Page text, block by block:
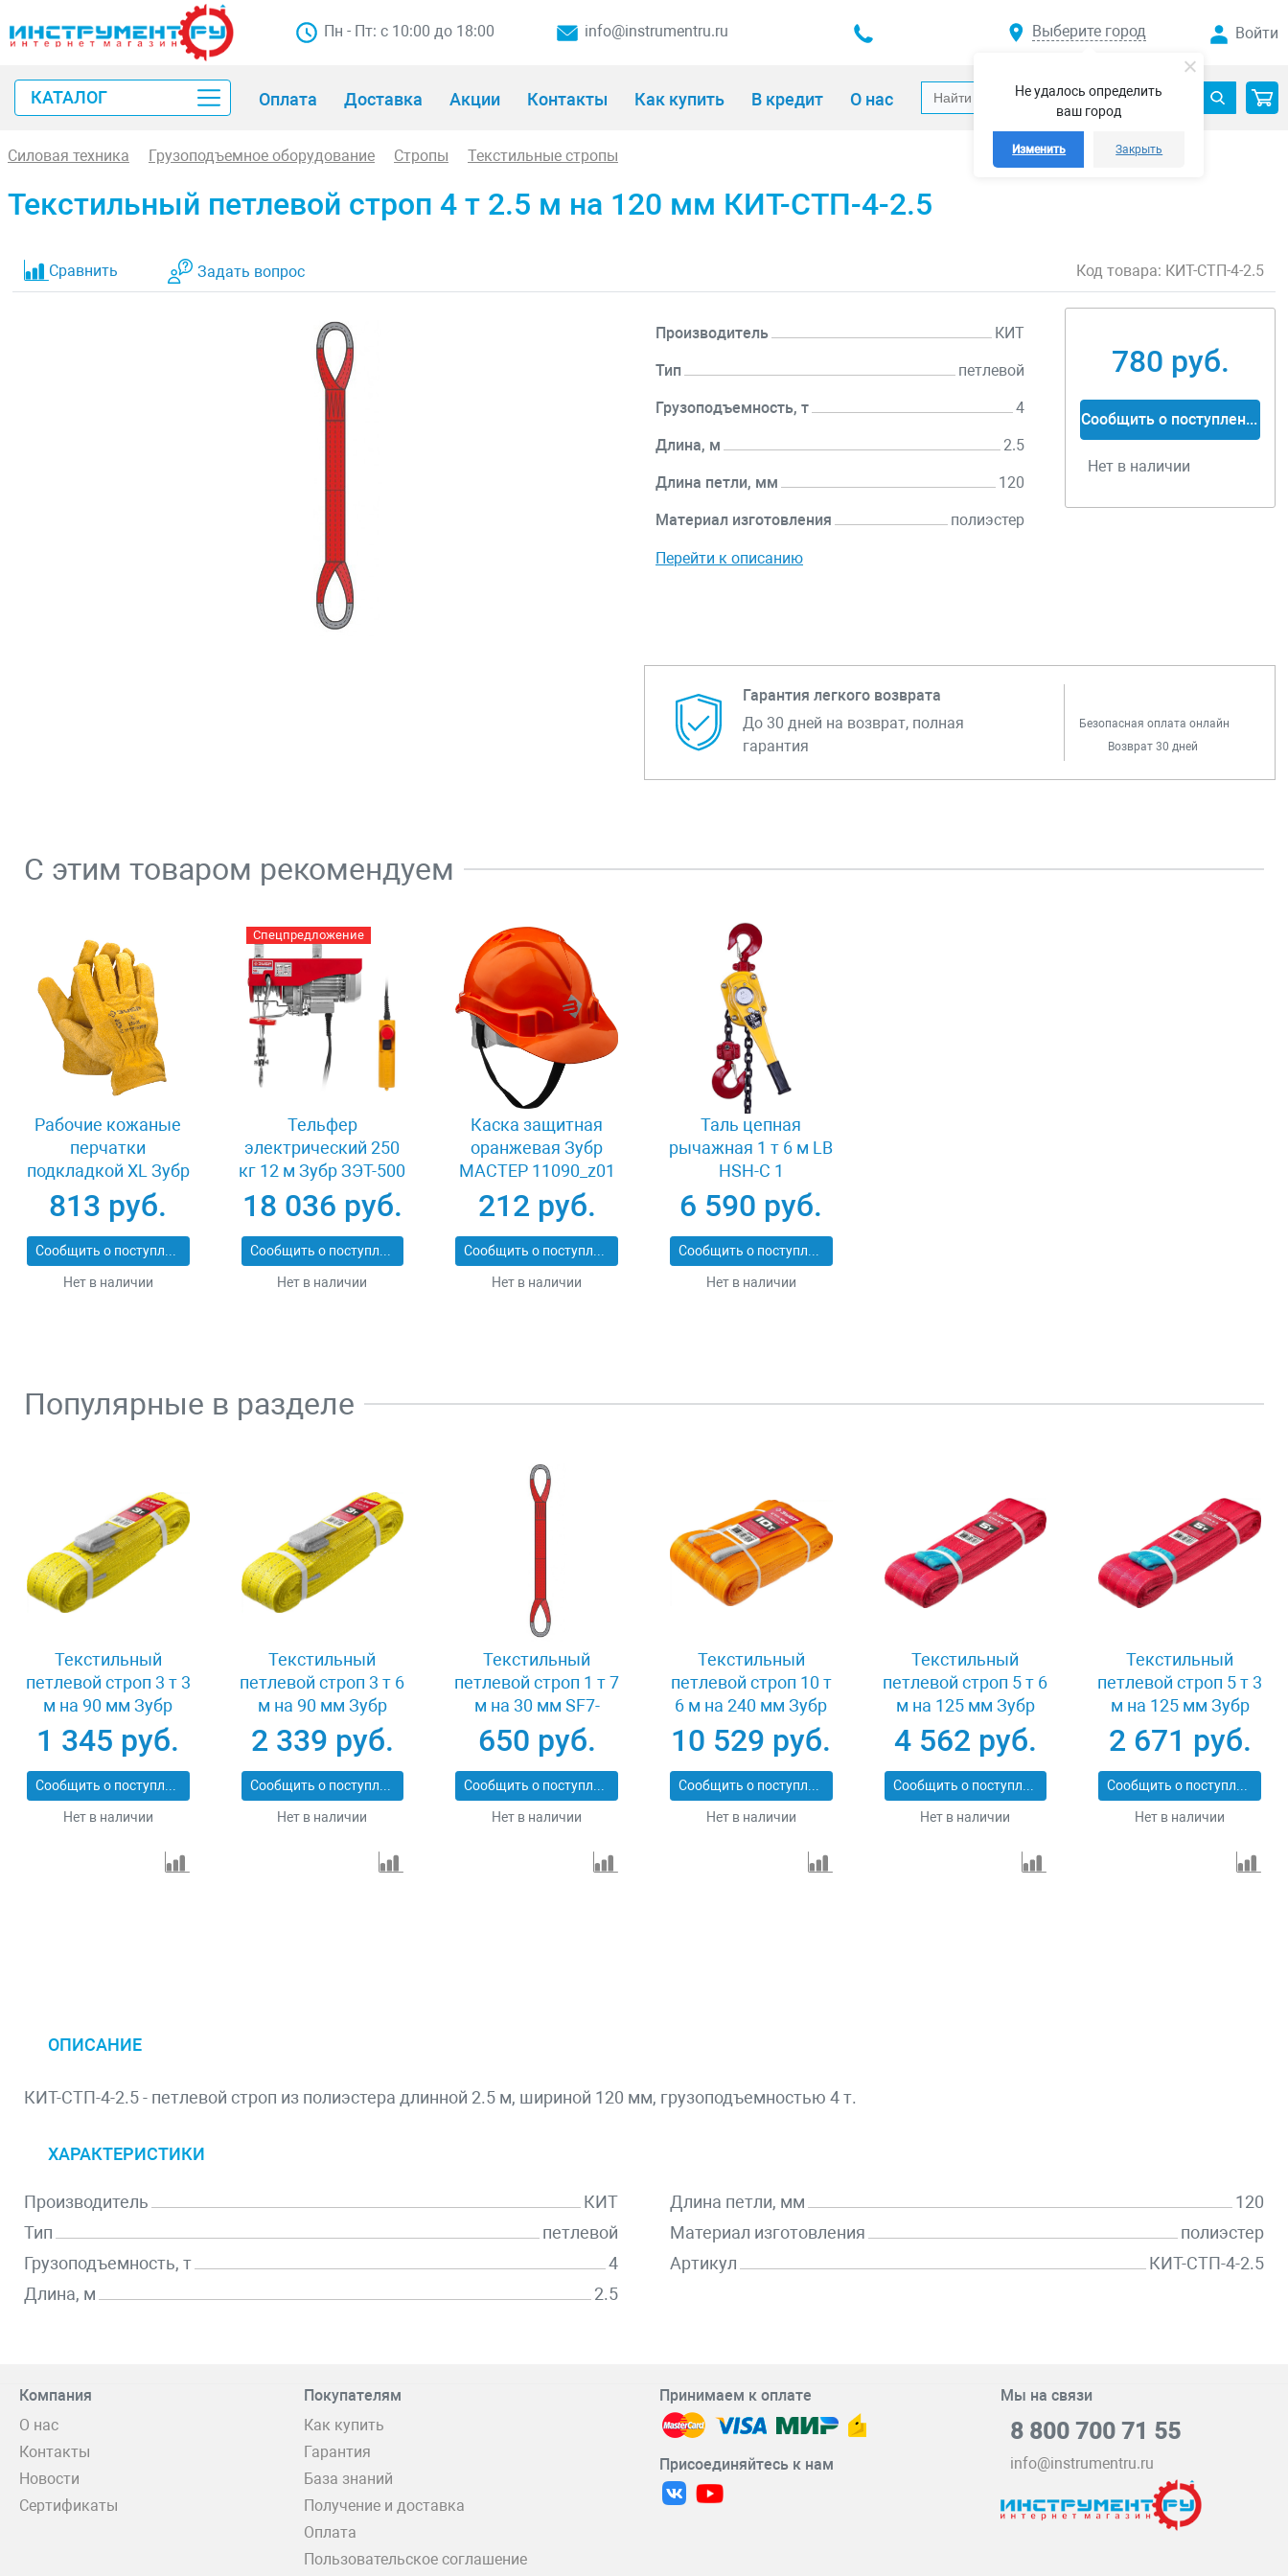
Не удалось определить
ваш город
Изменить Закрыть
Пн - Пт: с 10:00 до 18:00 info@instrumentru.ru Выберите город Войти
КАТАЛОГ Оплата Доставка Акции Контакты Как купить В кредит О нас
Силовая техника Грузоподъемное оборудование Стропы Текстильные стропы
Текстильный петлевой строп 4 т 2.5 м на 120 мм КИТ-СТП-4-2.5
Сравнить Задать вопрос Код товара: КИТ-СТП-4-2.5
Производитель КИТ
Тип петлевой
Грузоподъемность, т 4
Длина, м 2.5
Длина петли, мм 120
Материал изготовления полиэстер
Перейти к описанию
780 руб.
Сообщить о поступлении
Нет в наличии
Гарантия легкого возврата
До 30 дней на возврат, полная
гарантия
Безопасная оплата онлайн
Возврат 30 дней
С этим товаром рекомендуем
Рабочие кожаные
перчатки
подкладкой XL Зубр
МАСТЕР 1135-XL
813 руб.
Сообщить о поступлении
Нет в наличии
Спецпредложение
Тельфер
электрический 250
кг 12 м Зубр ЗЭТ-500
18 036 руб.
Сообщить о поступлении
Нет в наличии
Каска защитная
оранжевая Зубр
МАСТЕР 11090_z01
212 руб.
Сообщить о поступлении
Нет в наличии
Таль цепная
рычажная 1 т 6 м LB
HSH-C 1
6 590 руб.
Сообщить о поступлении
Нет в наличии
Популярные в разделе
Текстильный
петлевой строп 3 т 3
м на 90 мм Зубр
43553-3-3
1 345 руб.
Сообщить о поступлении
Нет в наличии
Текстильный
петлевой строп 3 т 6
м на 90 мм Зубр
43553-3-6
2 339 руб.
Сообщить о поступлении
Нет в наличии
Текстильный
петлевой строп 1 т 7
м на 30 мм SF7-
СТП-1-7
650 руб.
Сообщить о поступлении
Нет в наличии
Текстильный
петлевой строп 10 т
6 м на 240 мм Зубр
43559-10-6
10 529 руб.
Сообщить о поступлении
Нет в наличии
Текстильный
петлевой строп 5 т 6
м на 125 мм Зубр
43555-5-6
4 562 руб.
Сообщить о поступлении
Нет в наличии
Текстильный
петлевой строп 5 т 3
м на 125 мм Зубр
43555-5-3
2 671 руб.
Сообщить о поступлении
Нет в наличии
ОПИСАНИЕ
КИТ-СТП-4-2.5 - петлевой строп из полиэстера длинной 2.5 м, шириной 120 мм, грузоподъемностью 4 т.
ХАРАКТЕРИСТИКИ
Производитель
КИТ
Тип
петлевой
Грузоподъемность, т
4
Длина, м
2.5
Длина петли, мм
120
Материал изготовления
полиэстер
Артикул
КИТ-СТП-4-2.5
Компания
О нас
Контакты
Новости
Сертификаты
Покупателям
Как купить
Гарантия
База знаний
Получение и доставка
Оплата
Пользовательское соглашение
Принимаем к оплате
Присоединяйтесь к нам
Мы на связи
8 800 700 71 55
info@instrumentru.ru